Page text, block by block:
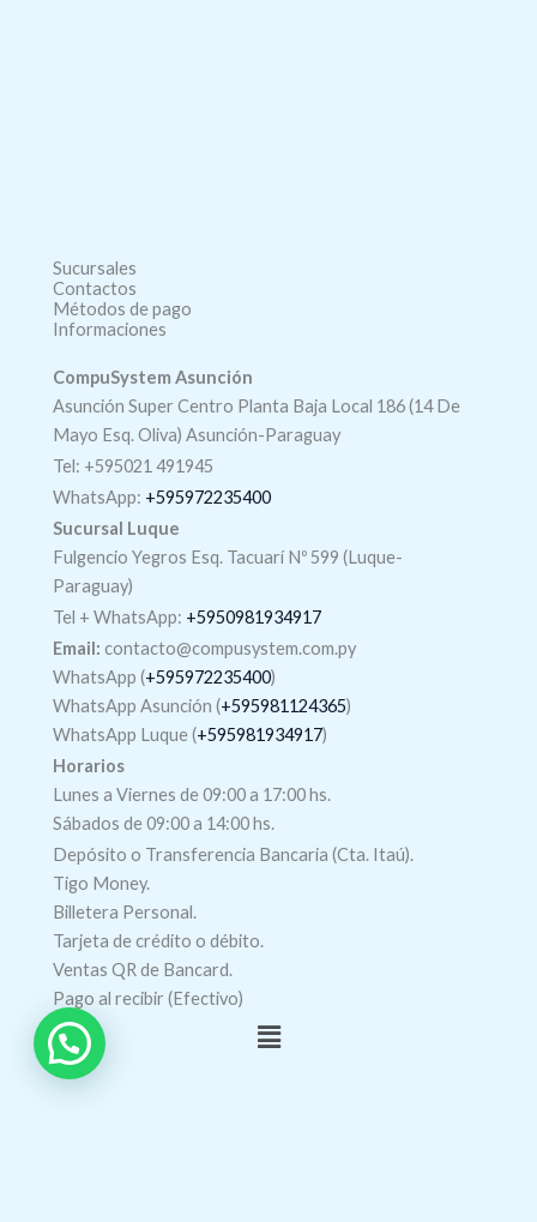
Sucursales
Contactos
Métodos de pago
Informaciones
CompuSystem Asunción
Asunción Super Centro Planta Baja Local 186 (14 De
Mayo Esq. Oliva) Asunción-Paraguay
Tel: +595021 491945
WhatsApp: +595972235400
Sucursal Luque
Fulgencio Yegros Esq. Tacuarí Nº 599 (Luque-
Paraguay)
Tel + WhatsApp: +5950981934917
Email: contacto@compusystem.com.py
WhatsApp (+595972235400)
WhatsApp Asunción (+595981124365)
WhatsApp Luque (+595981934917)
Horarios
Lunes a Viernes de 09:00 a 17:00 hs.
Sábados de 09:00 a 14:00 hs.
Depósito o Transferencia Bancaria (Cta. Itaú).
Tigo Money.
Billetera Personal.
Tarjeta de crédito o débito.
Ventas QR de Bancard.
Pago al recibir (Efectivo)
Menú